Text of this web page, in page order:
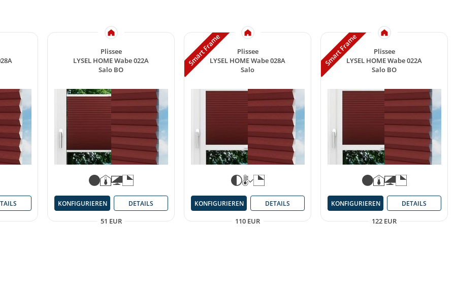
Plissee
LYSEL HOME Wabe 022A
Salo BO
51 EUR
KONFIGURIEREN DETAILS
Plissee
LYSEL HOME Wabe 028A
Salo
Smart Frame
110 EUR
KONFIGURIEREN DETAILS
Plissee
LYSEL HOME Wabe 022A
Salo BO
Smart Frame
122 EUR
KONFIGURIEREN DETAILS